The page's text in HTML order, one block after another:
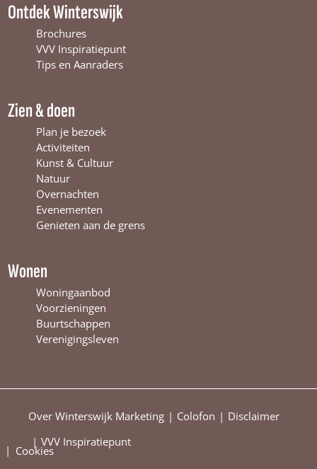
e
i
T
u
b
e
n
t
e
r
s
w
i
t
a
g
r
W
n
w
Ontdek Winterswijk
Brochures
VVV Inspiratiepunt
Tips en Aanraders
Zien & doen
Plan je bezoek
Activiteiten
Kunst & Cultuur
Natuur
Overnachten
Evenementen
Genieten aan de grens
Wonen
Woningaanbod
Voorzieningen
Buurtschappen
Verenigingsleven
Over Winterswijk Marketing Colofon
Disclaimer
VVV Inspiratiepunt
| Cookies